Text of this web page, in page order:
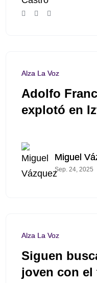
Alza La Voz
Adolfo
explotó en
Miguel
Sep. 24, 2025
Alza La Voz
Siguen
joven con